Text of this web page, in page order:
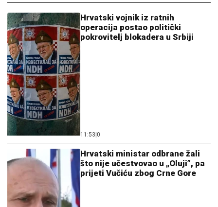
Hrvatski vojnik iz ratnih
operacija postao politički
pokrovitelj blokadera u Srbiji
11:53|0
Hrvatski ministar odbrane žali
što nije učestvovao u „Oluji”, pa
prijeti Vučiću zbog Crne Gore